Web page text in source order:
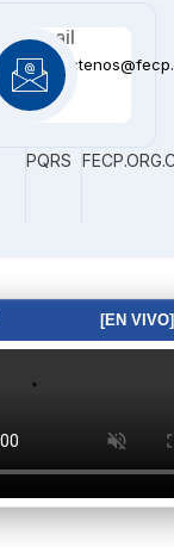
[EN VIVO]
Email
PQRS